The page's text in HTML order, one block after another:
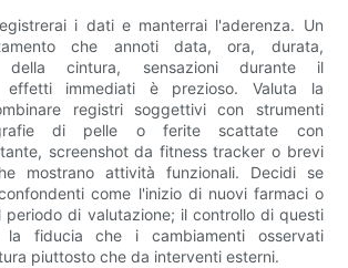
i dati e manterrai l'aderenza. Un
che annoti data, ora, durata,
della cintura, sensazioni durante il
effetti immediati è prezioso. Valuta la
registri soggettivi con strumenti
di pelle o ferite scattate con
screenshot da fitness tracker o brevi
mostrano attività funzionali. Decidi se
come l'inizio di nuovi farmaci o
periodo di valutazione; il controllo di questi
la fiducia che i cambiamenti osservati
piuttosto che da interventi esterni.